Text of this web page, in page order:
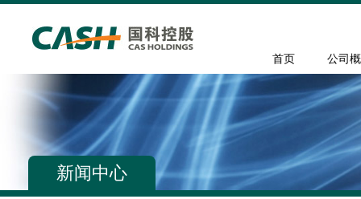
首页 公司
新闻中心